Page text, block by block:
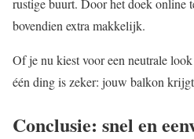
rustige buurt. Door het doek online
bovendien extra makkelijk.
Of je nu kiest voor een neutrale
één ding is zeker: jouw balkon
Conclusie: snel en